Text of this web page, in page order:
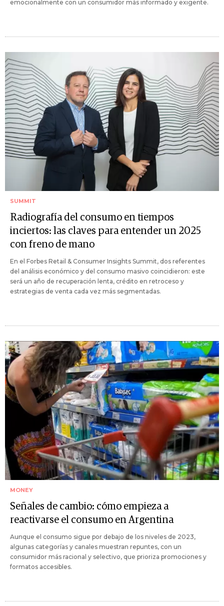
emocionalmente con un consumidor más informado y exigente.
SUMMIT
Radiografía del consumo en tiempos
inciertos: las claves para entender un 2025
con freno de mano
En el Forbes Retail & Consumer Insights Summit, dos referentes
del análisis económico y del consumo masivo coincidieron: este
será un año de recuperación lenta, crédito en retroceso y
estrategias de venta cada vez más segmentadas.
MONEY
Señales de cambio: cómo empieza a
reactivarse el consumo en Argentina
Aunque el consumo sigue por debajo de los niveles de 2023,
algunas categorías y canales muestran repuntes, con un
consumidor más racional y selectivo, que prioriza promociones y
formatos accesibles.